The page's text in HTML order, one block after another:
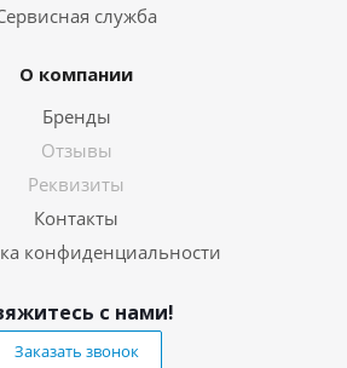
служба
О компании
Бренды
Отзывы
Реквизиты
Контакты
конфиденциальности
с нами!
Заказать звонок